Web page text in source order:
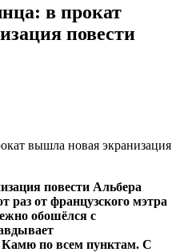
в прокат
повести
повести Альбера
раз от французского мэтра
обошёлся с
Камю по всем пунктам. С